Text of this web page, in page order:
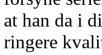
at han da i
ringere